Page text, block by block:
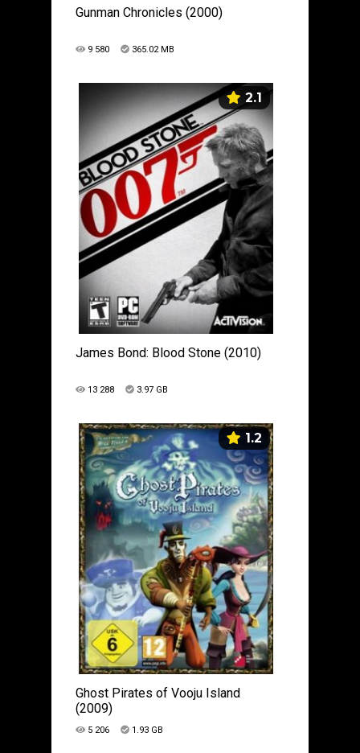
Gunman Chronicles (2000)
9 580 365.02 MB
2.1
James Bond: Blood Stone (2010)
13 288 3.97 GB
1.2
Ghost Pirates of Vooju Island
(2009)
5 206 1.93 GB